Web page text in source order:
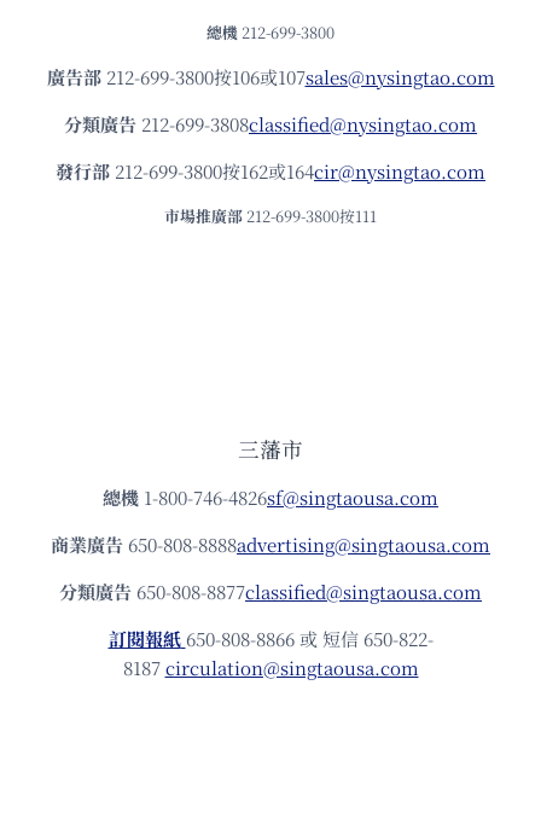
總機 212-699-3800
廣告部212-699-3800按106或107sales@nysingtao.com
分類廣告 212-699-3808classified@nysingtao.com
發⾏部 212-699-3800按162或164cir@nysingtao.com
市場推廣部 212-699-3800按111
三藩市
總機 1-800-746-4826sf@singtaousa.com
商業廣告 650-808-8888advertising@singtaousa.com
分類廣告 650-808-8877classified@singtaousa.com
訂閱報紙 650-808-8866 或 短信 650-822-
8187circulation@singtaousa.com